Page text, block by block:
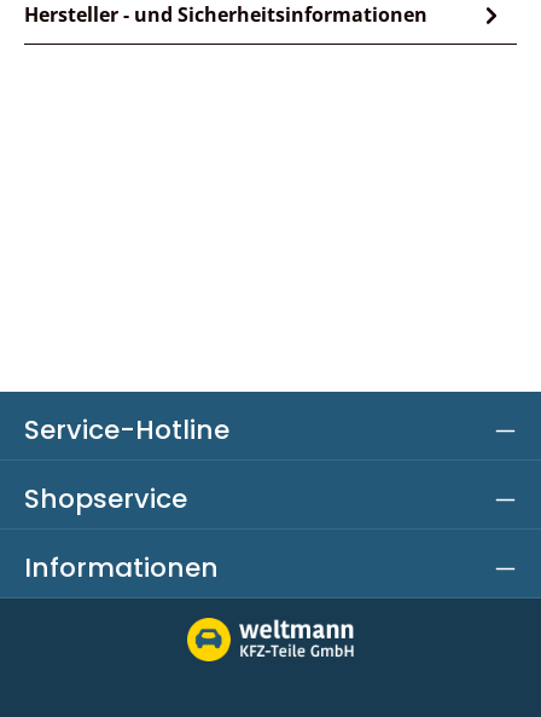
Hersteller - und Sicherheitsinformationen
Service-Hotline
Shopservice
Informationen